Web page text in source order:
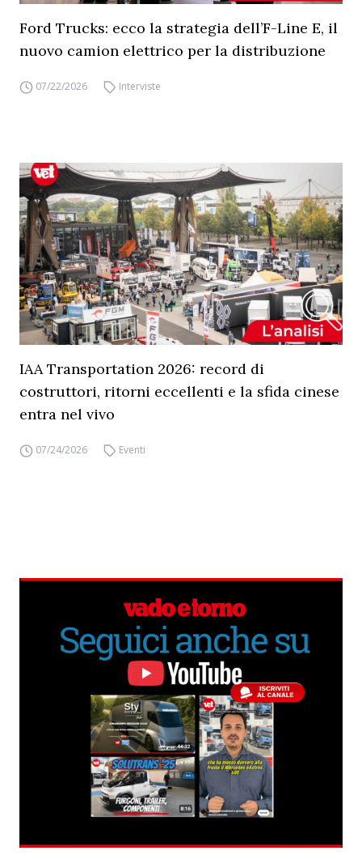
Ford Trucks: ecco la strategia dell’F-Line E, il
nuovo camion elettrico per la distribuzione
07/22/2026 Interviste
IAA Transportation 2026: record di
costruttori, ritorni eccellenti e la sfida cinese
entra nel vivo
07/24/2026 Eventi